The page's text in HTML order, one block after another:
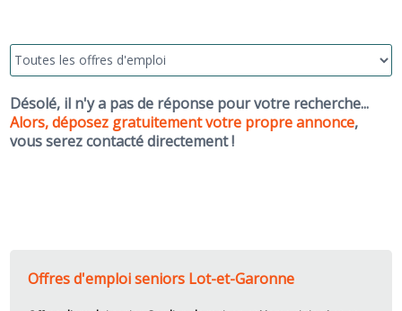
Désolé, il n'y a pas de réponse pour votre recherche...
Alors, déposez gratuitement votre propre annonce,
vous serez contacté directement !
Offres d'emploi seniors Lot-et-Garonne